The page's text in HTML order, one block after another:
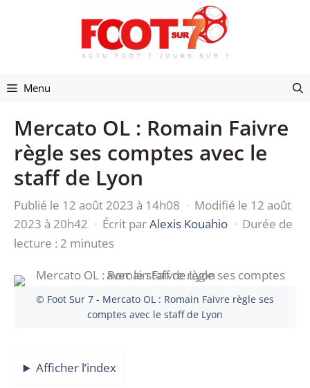
Menu
Mercato OL : Romain Faivre
règle ses comptes avec le
staff de Lyon
Publié le 12 août 2023 à 14h08 · Modifié le 12 août
2023 à 20h42 · Écrit parAlexis Kouahio · Durée de
lecture : 2 minutes
© Foot Sur 7 - Mercato OL : Romain Faivre règle ses
comptes avec le staff de Lyon
Afficher l’index